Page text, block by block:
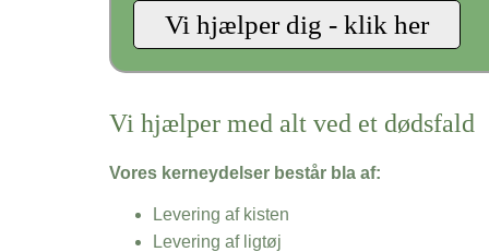
Vi hjælper med alt ved et dødsfald
Vores kerneydelser består bla af:
Levering af kisten
Levering af ligtøj